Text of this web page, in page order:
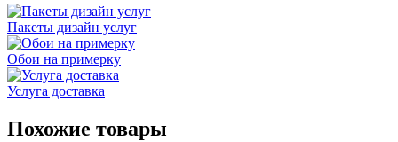
Пакеты дизайн услуг
Обои на примерку
Услуга доставка
Похожие товары